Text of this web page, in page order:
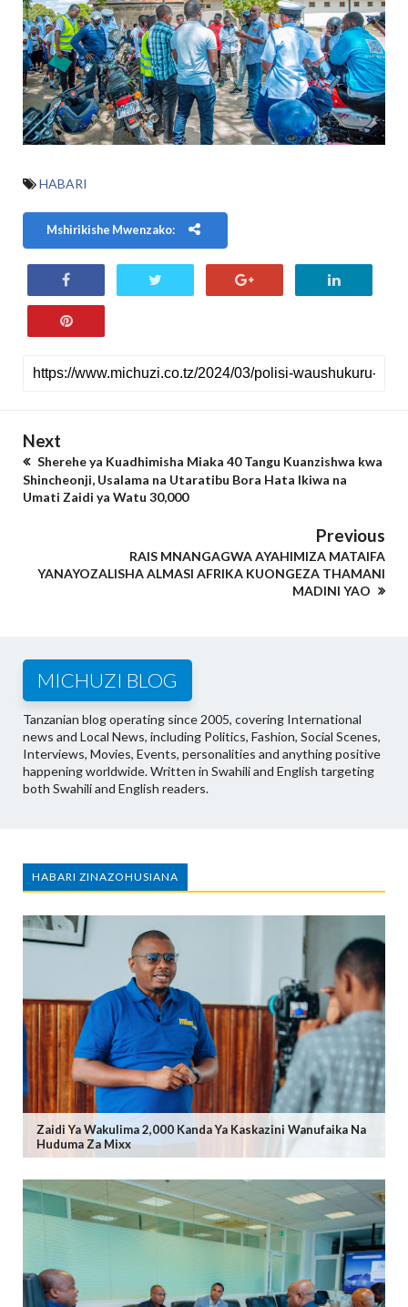
HABARI
Mshirikishe Mwenzako:
Next
Sherehe ya Kuadhimisha Miaka 40 Tangu Kuanzishwa kwa
Shincheonji, Usalama na Utaratibu Bora Hata Ikiwa na
Umati Zaidi ya Watu 30,000
Previous
RAIS MNANGAGWA AYAHIMIZA MATAIFA
YANAYOZALISHA ALMASI AFRIKA KUONGEZA THAMANI
MADINI YAO
MICHUZI BLOG
Tanzanian blog operating since 2005, covering International
news and Local News, including Politics, Fashion, Social Scenes,
Interviews, Movies, Events, personalities and anything positive
happening worldwide. Written in Swahili and English targeting
both Swahili and English readers.
HABARI ZINAZOHUSIANA
Zaidi Ya Wakulima 2,000 Kanda Ya Kaskazini Wanufaika Na
Huduma Za Mixx